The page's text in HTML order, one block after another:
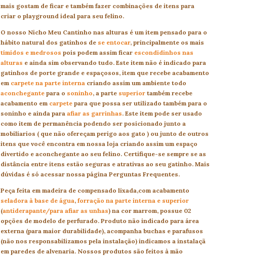
mais gostam de ficar e também fazer combinações de itens para
criar o playground ideal para seu felino.
O nosso Nicho Meu Cantinho nas alturas é um item pensado para o
hábito natural dos gatinhos de se entocar, principalmente os mais
tímidos e medrosos pois podem assim ficar escondidinhos nas
alturas e ainda sim observando tudo. Este item não é indicado para
gatinhos de porte grande e espaçosos, item que recebe acabamento
em carpete na parte interna criando assim um ambiente todo
aconchegante para o soninho, a parte superior também recebe
acabamento em carpete para que possa ser utilizado também para o
soninho e ainda para afiar as garrinhas. Este item pode ser usado
como item de permanência podendo ser posicionado junto a
mobilíarios ( que não ofereçam perigo aos gato ) ou junto de outros
itens que você encontra em nossa loja criando assim um espaço
divertido e aconchegante ao seu felino. Certifique-se sempre se as
distância entre itens estão seguras e atrativas ao seu gatinho. Mais
dúvidas é só acessar nossa página Perguntas Frequentes.
Peça feita em madeira de compensado lixada,com acabamento
seladora à base de água, forração na parte interna e superior
(antiderapante/para afiar as unhas) na cor marrom, possue 02
opções de modelo de perfurado. Produto não indicado para área
externa (para maior durabilidade), acompanha buchas e parafusos
(não nos responsabilizamos pela instalação) indicamos a instalaçã
em paredes de alvenaria. Nossos produtos são feitos à mão